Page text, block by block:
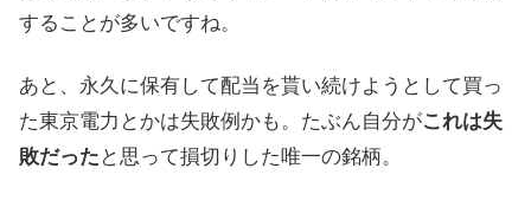
することが多いですね。
あと、永久に保有して配当を貰い続けようとして買っ
た東京電力とかは失敗例かも。たぶん自分がこれは失
敗だった と思って損切りした唯一の銘柄。